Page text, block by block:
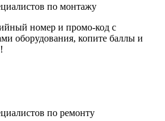
по монтажу
номер и промо-код с
оборудования, копите баллы и
по ремонту